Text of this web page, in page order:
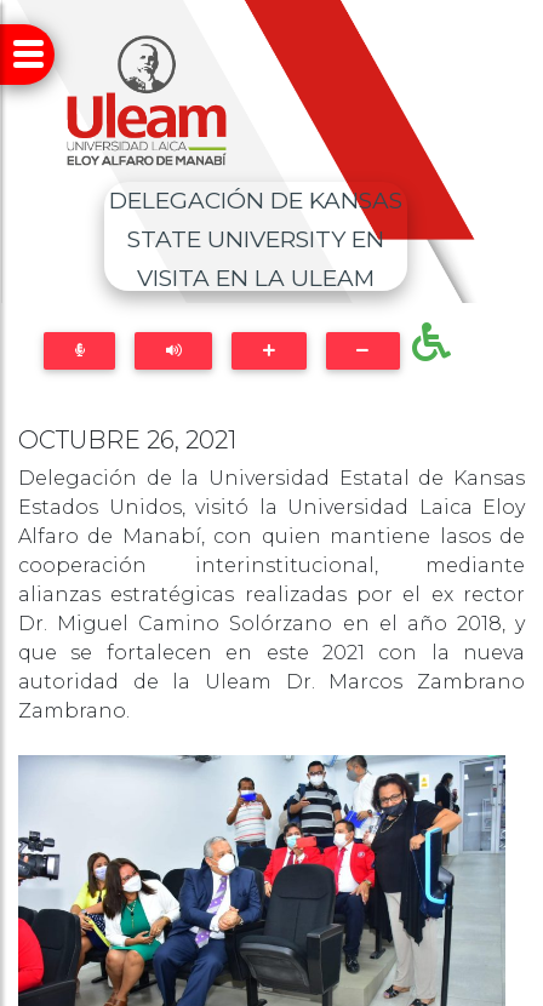
DELEGACIÓN DE KANSAS
STATE UNIVERSITY EN
VISITA EN LA ULEAM
OCTUBRE 26, 2021
Delegación de la Universidad Estatal de Kansas
Estados Unidos, visitó la Universidad Laica Eloy
Alfaro de Manabí, con quien mantiene lasos de
cooperación interinstitucional, mediante
alianzas estratégicas realizadas por el ex rector
Dr. Miguel Camino Solórzano en el año 2018, y
que se fortalecen en este 2021 con la nueva
autoridad de la Uleam Dr. Marcos Zambrano
Zambrano.